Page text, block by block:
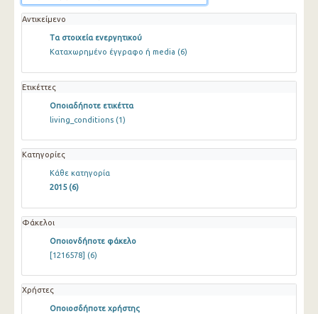
Αντικείμενο
Τα στοιχεία ενεργητικού
Καταχωρημένο έγγραφο ή media (6)
Ετικέττες
Οποιαδήποτε ετικέττα
living_conditions (1)
Κατηγορίες
Κάθε κατηγορία
2015 (6)
Φάκελοι
Οποιονδήποτε φάκελο
[1216578] (6)
Χρήστες
Οποιοσδήποτε χρήστης